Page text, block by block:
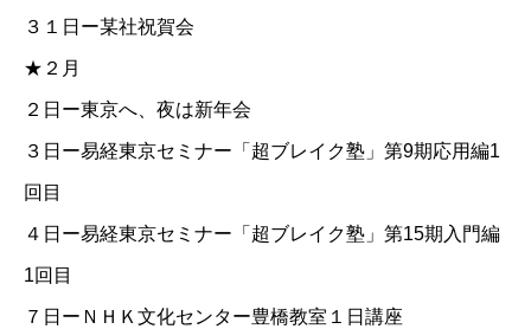
３１日ー某社祝賀会
★２月
２日ー東京へ、夜は新年会
３日ー易経東京セミナー「超ブレイク塾」第9期応用編1
回目
４日ー易経東京セミナー「超ブレイク塾」第15期入門編
1回目
７日ーＮＨＫ文化センター豊橋教室１日講座